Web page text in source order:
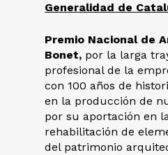
Generalidad de
Premio Nacional de
Bonet, por la larga
profesional de la
con 100 años de
en la producción de
por su aportación en
rehabilitación de
del patrimonio